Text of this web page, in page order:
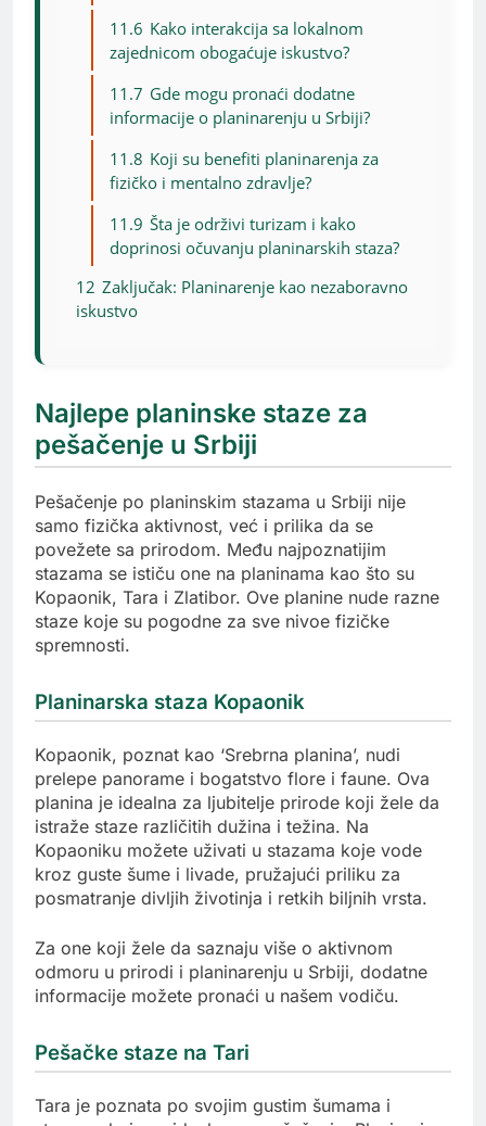
11.6 Kako interakcija sa lokalnom
zajednicom obogaćuje iskustvo?
11.7 Gde mogu pronaći dodatne
informacije o planinarenju u Srbiji?
11.8 Koji su benefiti planinarenja za
fizičko i mentalno zdravlje?
11.9 Šta je održivi turizam i kako
doprinosi očuvanju planinarskih staza?
12 Zaključak: Planinarenje kao nezaboravno
iskustvo
Najlepe planinske staze za
pešačenje u Srbiji
Pešačenje po planinskim stazama u Srbiji nije
samo fizička aktivnost, već i prilika da se
povežete sa prirodom. Među najpoznatijim
stazama se ističu one na planinama kao što su
Kopaonik, Tara i Zlatibor. Ove planine nude razne
staze koje su pogodne za sve nivoe fizičke
spremnosti.
Planinarska staza Kopaonik
Kopaonik, poznat kao ‘Srebrna planina’, nudi
prelepe panorame i bogatstvo flore i faune. Ova
planina je idealna za ljubitelje prirode koji žele da
istraže staze različitih dužina i težina. Na
Kopaoniku možete uživati u stazama koje vode
kroz guste šume i livade, pružajući priliku za
posmatranje divljih životinja i retkih biljnih vrsta.
Za one koji žele da saznaju više o aktivnom
odmoru u prirodi i planinarenju u Srbiji, dodatne
informacije možete pronaći u našem vodiču.
Pešačke staze na Tari
Tara je poznata po svojim gustim šumama i